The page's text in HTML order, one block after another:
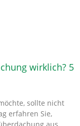
wirklich? 5
sollte nicht
erfahren Sie,